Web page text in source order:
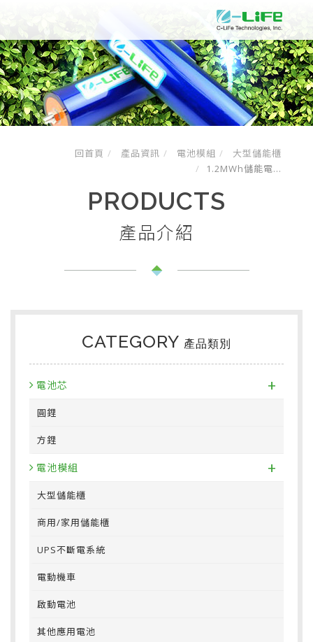
回首頁 產品資訊 電池模組
大型儲能櫃
1.2MWh儲能電...
PRODUCTS
產品介紹
CATEGORY 產品類別
電池芯 +
圓鋰
方鋰
電池模組 +
大型儲能櫃
商用/家用儲能櫃
UPS不斷電系統
電動機車
啟動電池
其他應用電池